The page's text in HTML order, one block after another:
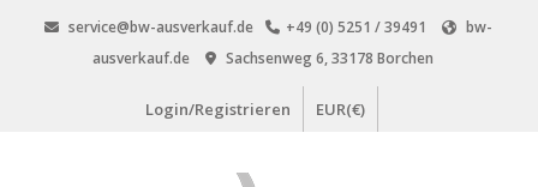
service@bw-ausverkauf.de +49 (0) 5251 / 39491
bw-
ausverkauf.de
Sachsenweg 6, 33178 Borchen
Login/Registrieren EUR(€)